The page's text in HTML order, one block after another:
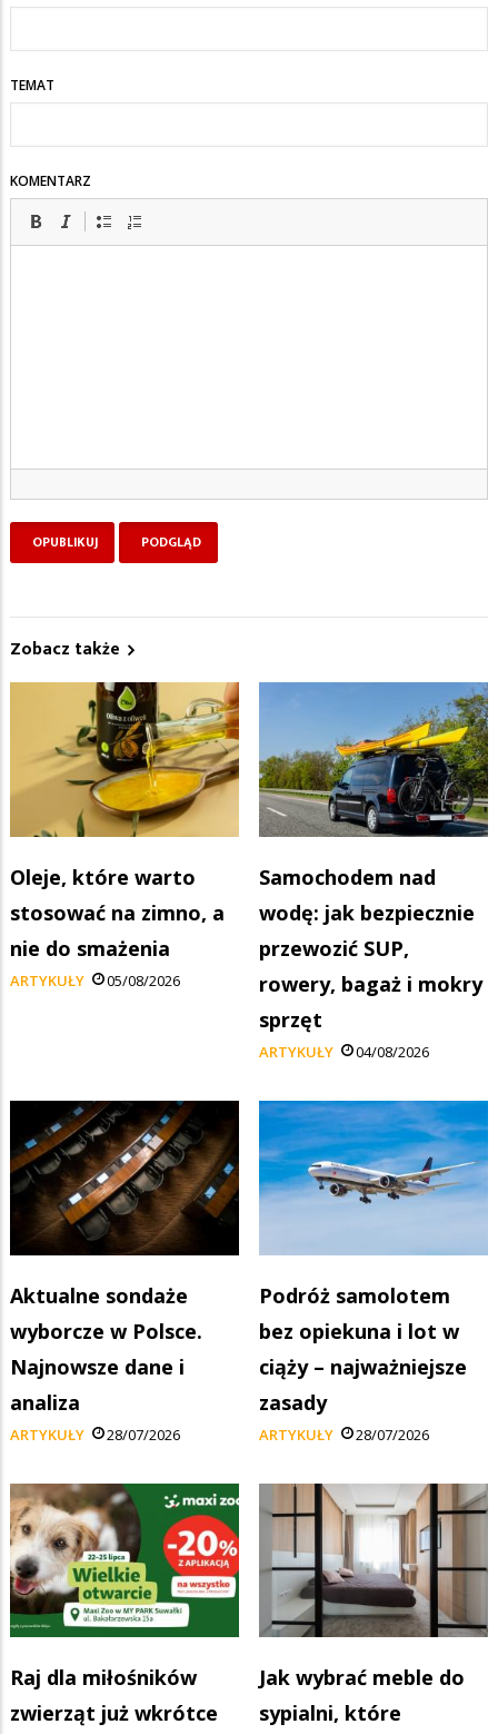
TEMAT
KOMENTARZ
Zobacz także
Oleje, które warto
stosować na zimno, a
nie do smażenia
ARTYKUŁY 05/08/2026
Samochodem nad
wodę: jak bezpiecznie
przewozić SUP,
rowery, bagaż i mokry
sprzęt
ARTYKUŁY 04/08/2026
Aktualne sondaże
wyborcze w Polsce.
Najnowsze dane i
analiza
ARTYKUŁY 28/07/2026
Podróż samolotem
bez opiekuna i lot w
ciąży – najważniejsze
zasady
ARTYKUŁY 28/07/2026
Raj dla miłośników
zwierząt już wkrótce
Jak wybrać meble do
sypialni, które